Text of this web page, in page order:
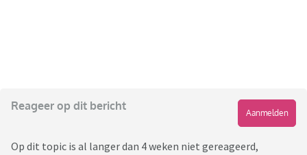
Reageer op dit bericht
Aanmelden
Op dit topic is al langer dan 4 weken niet gereageerd,